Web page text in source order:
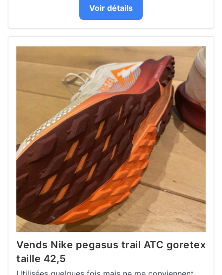
Voir détails
Vends Nike pegasus trail ATC goretex
taille 42,5